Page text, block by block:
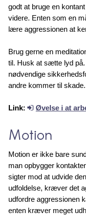
godt at bruge en
videre. Enten som en
lære aggressionen at
Brug gerne en
til. Husk at sætte lyd
nødvendige
andre kommer til skade.
Link: Øvelse i at
Motion
Motion er ikke bare
man opbygger
sigter mod at udvide
udfoldelse, kræver det
udfordre aggressionen
enten kræver meget